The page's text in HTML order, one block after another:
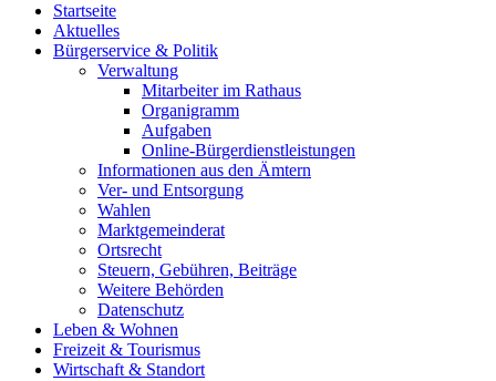
Startseite
Aktuelles
Bürgerservice & Politik
Verwaltung
Mitarbeiter im Rathaus
Organigramm
Aufgaben
Online-Bürgerdienstleistungen
Informationen aus den Ämtern
Ver- und Entsorgung
Wahlen
Marktgemeinderat
Ortsrecht
Steuern, Gebühren, Beiträge
Weitere Behörden
Datenschutz
Leben & Wohnen
Freizeit & Tourismus
Wirtschaft & Standort